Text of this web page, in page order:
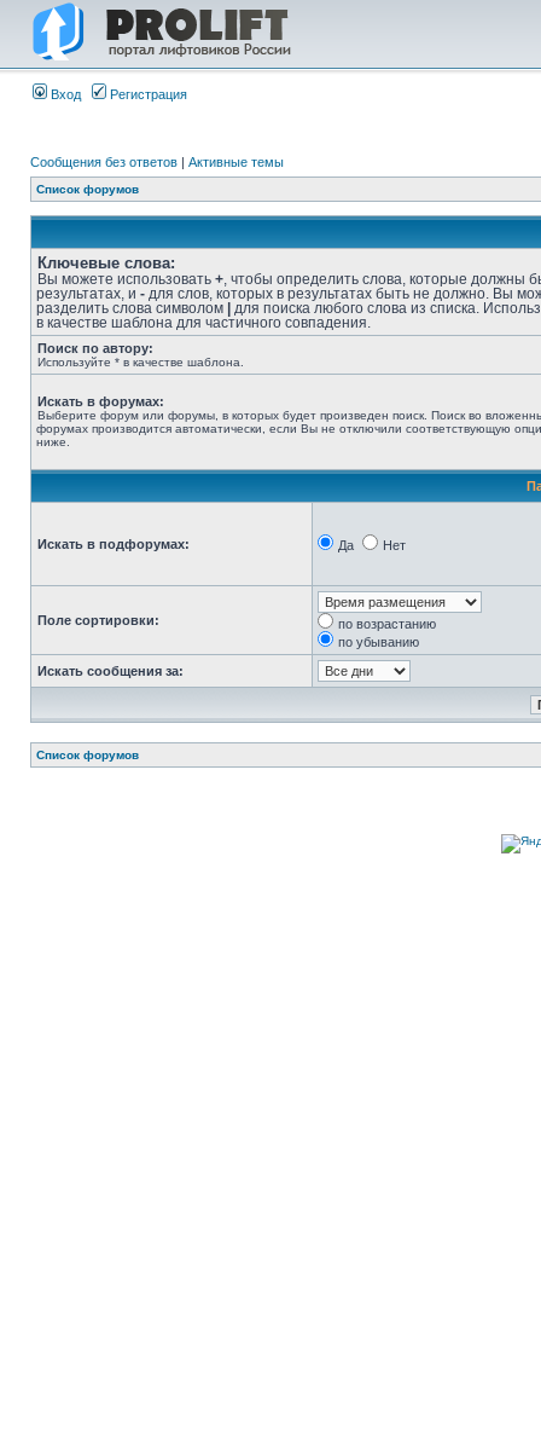
Вход Регистрация
Сообщения без ответов | Активные темы
Список форумов
Ключевые слова:
Вы можете использовать + , чтобы определить слова, которые должны
результатах, и - для слов, которых в результатах быть не должно. Вы
разделить слова символом
для поиска любого слова из списка.
в качестве шаблона для частичного совпадения.
Поиск по автору:
Используйте * в качестве шаблона.
Искать в форумах:
Выберите форум или форумы, в которых будет произведен поиск. Поиск во
форумах производится автоматически, если Вы не отключили соответствующую
ниже.
Искать в подфорумах: Да Нет
Поле сортировки:
по возрастанию
по убыванию
Искать сообщения за:
Список форумов